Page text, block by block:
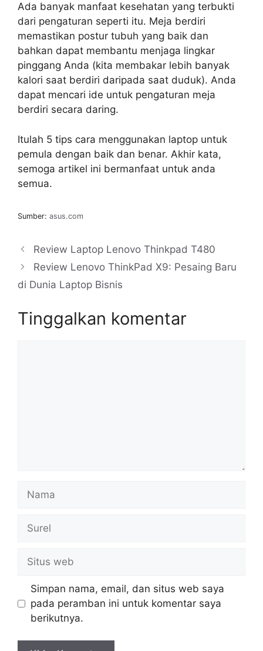
Ada banyak manfaat kesehatan yang terbukti
dari pengaturan seperti itu. Meja berdiri
memastikan postur tubuh yang baik dan
bahkan dapat membantu menjaga lingkar
pinggang Anda (kita membakar lebih banyak
kalori saat berdiri daripada saat duduk). Anda
dapat mencari ide untuk pengaturan meja
berdiri secara daring.
Itulah 5 tips cara menggunakan laptop untuk
pemula dengan baik dan benar. Akhir kata,
semoga artikel ini bermanfaat untuk anda
semua.
Sumber: asus.com
Review Laptop Lenovo Thinkpad T480
Review Lenovo ThinkPad X9: Pesaing Baru
di Dunia Laptop Bisnis
Tinggalkan komentar
web
Simpan nama, email, dan situs web saya
pada peramban ini untuk komentar saya
berikutnya.